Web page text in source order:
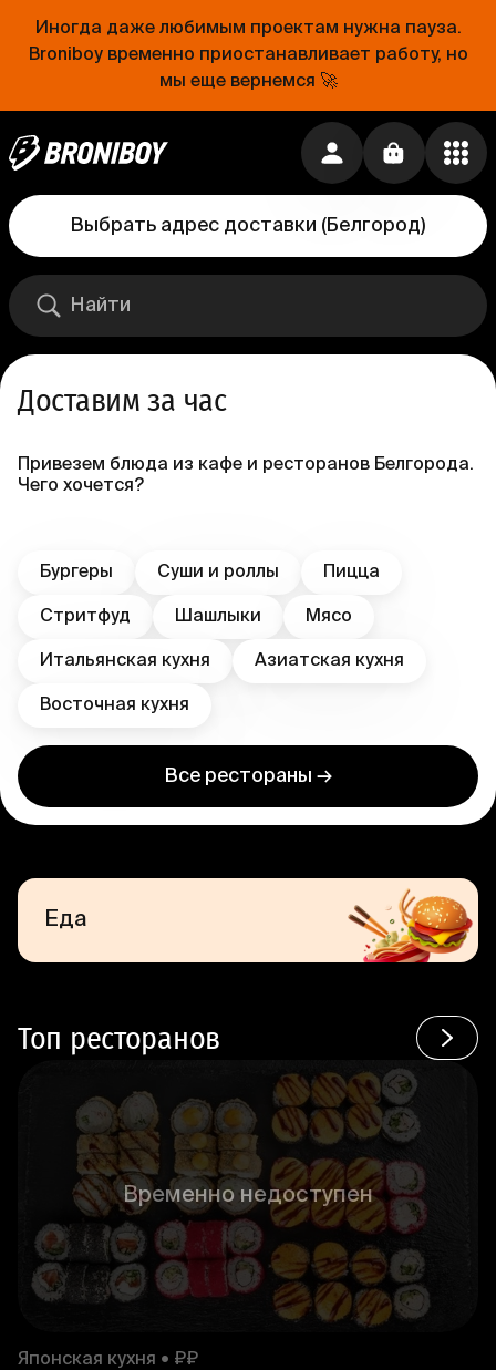
Иногда даже любимым проектам нужна пауза.
Broniboy временно приостанавливает работу, но
мы еще вернемся 🚀
Выбрать адрес доставки (Белгород)
Доставим за час
Привезем блюда из кафе и ресторанов Белгорода.
Чего хочется?
Бургеры Суши и роллы Пицца
Стритфуд Шашлыки Мясо
Итальянская кухня Азиатская кухня
Восточная кухня
Все рестораны →
Еда
Топ ресторанов
Временно недоступен
Японская кухня • ₽₽